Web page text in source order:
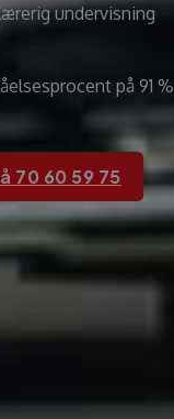
undervisning
på 91 %
70 60 59 75